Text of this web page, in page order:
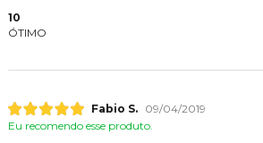
10
ÓTIMO
Fabio S.
09/04/2019
Eu recomendo esse produto.